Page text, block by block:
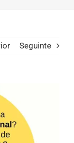
Seguinte